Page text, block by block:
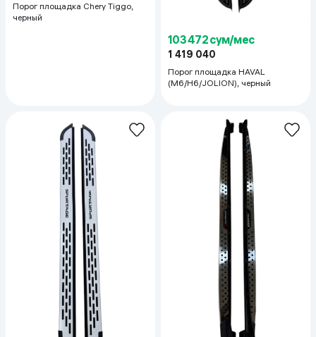
Порог площадка Chery Tiggo,
черный
103 472 сум/мес
1 419 040
Порог площадка HAVAL
(M6/H6/JOLION), черный